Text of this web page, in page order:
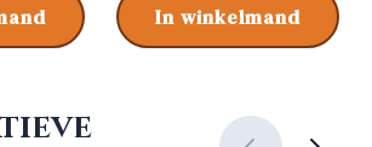
In winkelmand